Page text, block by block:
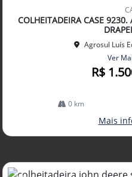
arti
lhe
COLHEITADEIRA CASE
Agrosul Luís
Ver
R$
0 km
Mais